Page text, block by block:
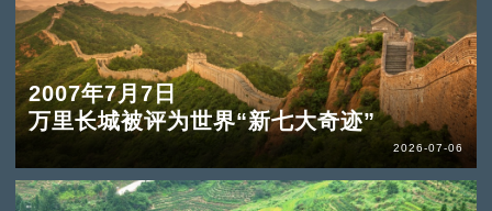
2007年7月7日
万里长城被评为世界“新七大奇迹”
2026-07-06